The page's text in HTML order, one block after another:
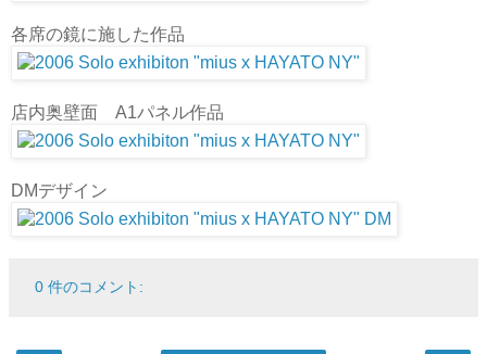
各席の鏡に施した作品
店内奥壁面 A1パネル作品
DMデザイン
0 件のコメント: